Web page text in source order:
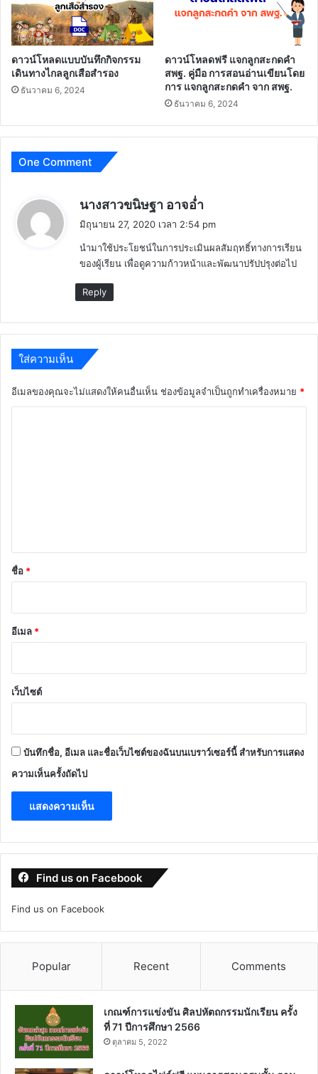
ดาวน์โหลดแบบบันทึกกิจกรรม
เดินทางไกลลูกเสือสำรอง
ธันวาคม 6, 2024
ดาวน์โหลดฟรี แจกลูกสะกดคำ
สพฐ. คู่มือ การสอนอ่านเขียนโดย
การ แจกลูกสะกดคำ จาก สพฐ.
ธันวาคม 6, 2024
One Comment
นางสาวขนิษฐา อาจอ่ำ
า
:
มิถุนายน 27, 2020 เวลา 2:54 pm
นำมาใช้ประโยชน์ในการประเมินผลสัมฤทธิ์ทางการเรียน
ของผู้เรียน เพื่อดูความก้าวหน้าและพัฒนาปรัปปรุงต่อไป
Reply
ใส่ความเห็น
อีเมลของคุณจะไม่แสดงให้คนอื่นเห็น ช่องข้อมูลจำเป็นถูกทำเครื่องหมาย *
*
ชื่อ *
อีเมล *
เว็บไซต์
บันทึกชื่อ, อีเมล และชื่อเว็บไซต์ของฉันบนเบราว์เซอร์นี้ สำหรับการแสดง
ความเห็นครั้งถัดไป
Find us on Facebook
Find us on Facebook
Popular Recent Comments
เกณฑ์การแข่งขัน ศิลปหัตถกรรมนักเรียน ครั้ง
ที่ 71 ปีการศึกษา 2566
ตุลาคม 5, 2022